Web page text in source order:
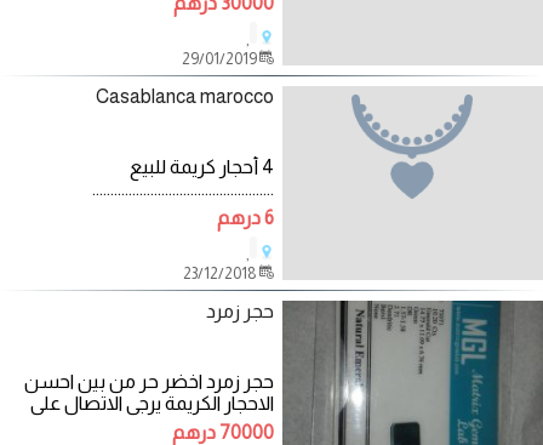
,
29/01/2019
Casablanca marocco
4 أحجار كريمة للبيع
..................................................
6 درهم
,
حجر زمرد
حجر زمرد اخضر حر من بين احسن
الاحجار الكريمة يرجى الاتصال على
الرقم
70000 درهم